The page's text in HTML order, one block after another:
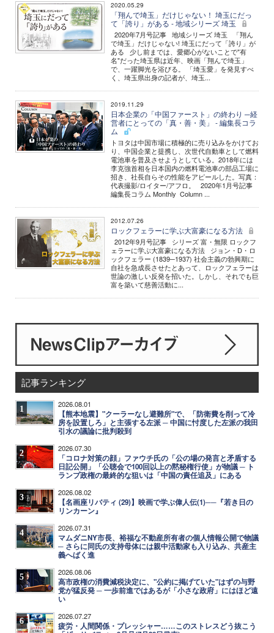
2020.05.29
「翔んで埼玉」だけじゃない！ 埼玉にだっ
て「誇り」がある - 地域シリーズ 埼玉
2020年7月号記事 地域シリーズ 埼玉 「翔ん
で埼玉」だけじゃない! 埼玉にだって「誇り」が
ある 少し前までは、愛郷心がないことで"有
名"だった埼玉県は近年、映画「翔んで埼玉」
で、一躍脚光を浴びる。 「埼玉愛」を発見すべ
く、埼玉県出身の記者が、埼玉...
2019.11.29
日本企業の「中国ファースト」の終わり ─経
営者にとっての「真・善・美」 - 編集長コラ
ム
トヨタは中国市場に積極的に売り込みをかけてお
り、中国企業と提携し、次世代自動車として燃料
電池車を普及させようとしている。2018年には
李克強首相を日本国内の燃料電池車の部品工場に
招き、社長自らその性能をアピールした。写真：
代表撮影/ロイター/アフロ。 2020年1月号記事
編集長コラム Monthly Column ...
2012.07.26
ロックフェラーに学ぶ大富豪になる方法
2012年9月号記事 シリーズ 富・無限 ロックフ
ェラーに学ぶ大富豪になる方法 ジョン・D・ロ
ックフェラー (1839─1937) 社会主義の勃興期に
自社を急成長させたとあって、ロックフェラーは
世論の激しい反発を招いた。しかし、それでも巨
富を築いて慈善活動に...
記事ランキング
1 2026.08.01
【熊本地震】"クーラーなし避難所"で、「防衛費を削って冷
房を設置しろ」と主張する左派 ─ 中国に忖度した左派の我田
引水の議論に批判殺到
2 2026.07.30
「コロナ対策の顔」ファウチ氏の「公の場の発言と矛盾する
日記公開」「公聴会で100回以上の黙秘権行使」が物議 ─ ト
ランプ政権の最終的な狙いは「中国の責任追及」にある
3 2026.08.02
【名画座リバティ (29)】映画で学ぶ偉人伝(1)──『若き日の
リンカーン』
4 2026.07.31
マムダニNY市長、裕福な不動産所有者の個人情報公開で物議
─ さらに同氏の支持母体には親中活動家も入り込み、共産主
義へばく進
5 2026.08.06
高市政権の消費減税決定に、"公約に掲げていた"はずの与野
党が猛反発 ─ 一歩前進ではあるが「小さな政府」にはほど遠
い
6 2026.07.27
疲労・人間関係・プレッシャー……このストレスどう抜こう